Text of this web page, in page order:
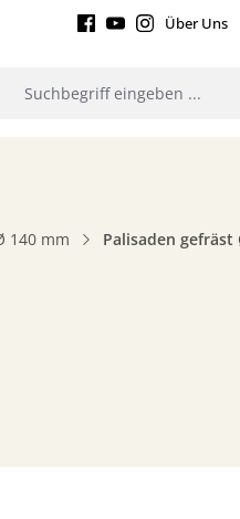
Über Uns
140 mm Palisaden